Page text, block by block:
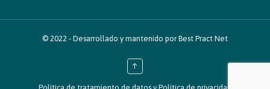
© 2022 - Desarrollado y mantenido por Best Pract Net
↑